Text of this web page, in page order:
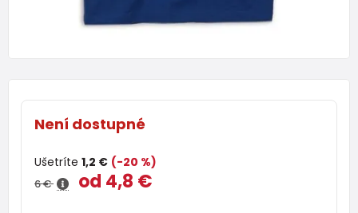
Není dostupné
Ušetríte 1,2 € (-20 %)
6 € od 4,8 €